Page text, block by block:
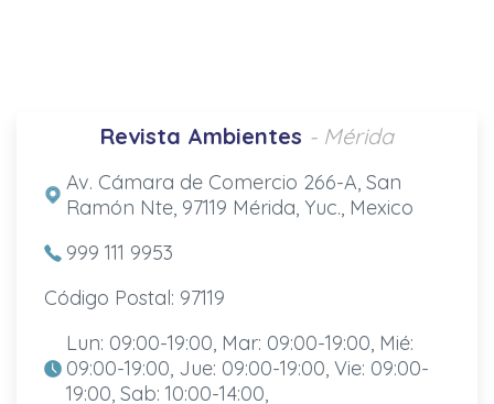
Revista Ambientes - Mérida
Av. Cámara de Comercio 266-A, San
Ramón Nte, 97119 Mérida, Yuc., Mexico
999 111 9953
Código Postal: 97119
Lun: 09:00-19:00, Mar: 09:00-19:00, Mié:
09:00-19:00, Jue: 09:00-19:00, Vie: 09:00-
19:00, Sab: 10:00-14:00,